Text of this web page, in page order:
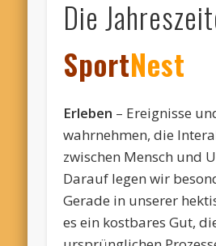
Die
SportNest
Erleben – Ereignisse
wahrnehmen, die
zwischen Mensch und
Darauf legen wir
Gerade in unserer
es ein kostbares Gut,